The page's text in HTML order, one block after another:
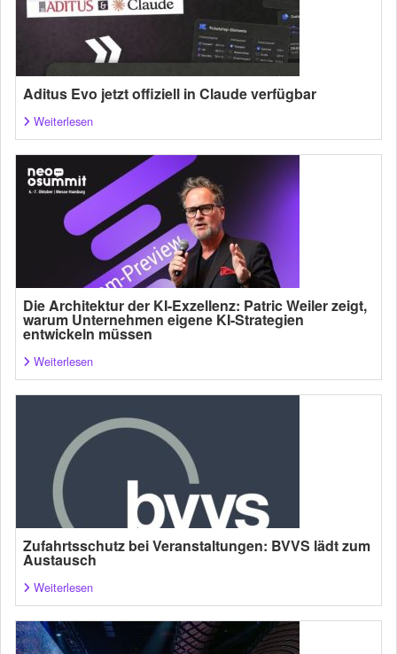
Aditus Evo jetzt offiziell in Claude verfügbar
Weiterlesen
Die Architektur der KI-Exzellenz: Patric Weiler zeigt,
warum Unternehmen eigene KI-Strategien
entwickeln müssen
Weiterlesen
Zufahrtsschutz bei Veranstaltungen: BVVS lädt zum
Austausch
Weiterlesen